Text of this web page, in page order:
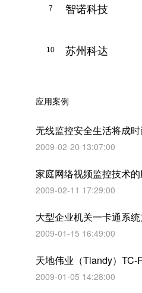
7 智诺科技
10 苏州科达
应用案例
无线监控安全生活将成时
2009-02-20 13:07:00
家庭网络视频监控技术
2009-02-11 17:29:00
大型企业机关一卡通系
2009-01-15 16:49:00
天地伟业（Tiandy）
2009-01-05 14:28:00